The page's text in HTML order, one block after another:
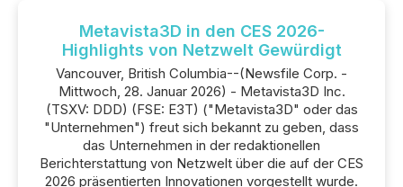
Metavista3D in den CES 2026-
Highlights von Netzwelt Gewürdigt
Vancouver, British Columbia--(Newsfile Corp. -
Mittwoch, 28. Januar 2026) - Metavista3D Inc.
(TSXV: DDD) (FSE: E3T) ("Metavista3D" oder das
"Unternehmen") freut sich bekannt zu geben, dass
das Unternehmen in der redaktionellen
Berichterstattung von Netzwelt über die auf der CES
2026 präsentierten Innovationen vorgestellt wurde.